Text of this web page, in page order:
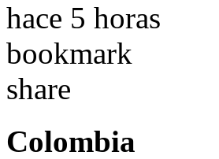
hace 5 horas
bookmark
share
Colombia